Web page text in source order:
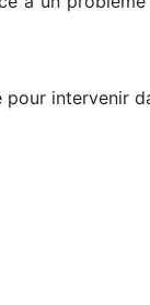
intervenir